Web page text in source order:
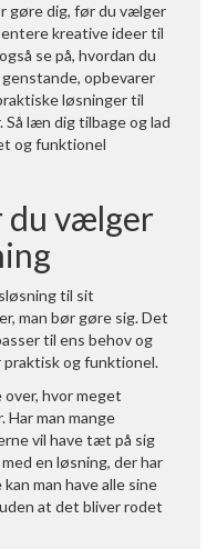
gøre dig, før du vælger
kreative ideer til
se på, hvordan du
opbevarer
løsninger til
læn dig tilbage og lad
og funktionel
du vælger
til sit
man bør gøre sig. Det
til ens behov og
praktisk og funktionel.
hvor meget
Har man mange
vil have tæt på sig
en løsning, der har
man have alle sine
at det bliver rodet